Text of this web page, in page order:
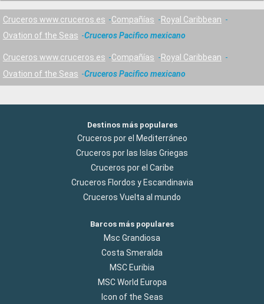
Cruceros www.cruceros.es Compañías
Royal Caribbean
Ovation of the Seas
Cruceros Pacifico mexicano
Cruceros www.cruceros.es Compañías
Royal Caribbean
Ovation of the Seas
Cruceros Pacifico mexicano
Destinos más populares
Cruceros por el Mediterráneo
Cruceros por las Islas Griegas
Cruceros por el Caribe
Cruceros Flordos y Escandinavia
Cruceros Vuelta al mundo
Barcos más populares
Msc Grandiosa
Costa Smeralda
MSC Euribia
MSC World Europa
Icon of the Seas